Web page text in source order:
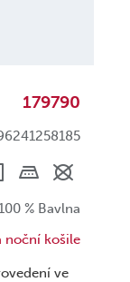
179790
% Bavlna
noční košile
ve